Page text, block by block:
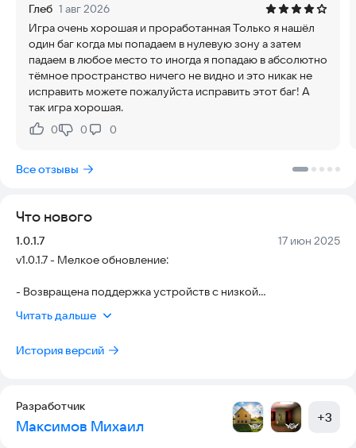
3) Статуя - очень быстрая сущность, но замирает, когда
смотришь на нее.
К счастью, тебе в побеге поможет портативный сканер
сущностей, миндальная вода, шкафчики, а также
гермоворота, которые можно запирать, чтобы спастись.
В игре тебя ждет:
- Реалистичная графика, а также уникальная атмосфера с
- Несколько режимов игры - "Классика", "Не Моргай",
"Практика" и "Хардкор";
- Целых 3 сущности с разничным поведением и стратегией;
- Множество секретов;
...и многое другое!
Глеб 1 авг 2026
Игра очень хорошая и проработанная Только я нашёл
один баг когда мы попадаем в нулевую зону а затем
падаем в любое место то иногда я попадаю в абсолютно
тёмное пространство ничего не видно и это никак не
исправить можете пожалуйста исправить этот баг! А
так игра хорошая.
Нравится:
0Не нравится:
0 0
Все отзывы
Что нового
Версия:
1.0.1.7 Дата:
17 июн 2025
v1.0.1.7 - Мелкое обновление:
- Возвращена поддержка устройств с низкой
- Добавлена поддержка устаревших устройств и Android Go
- Оптимизирована загрузка ресурсов
- Исправлены небольшие баги
Читать дальше
История версий
Разработчик
Максимов Михаил +3